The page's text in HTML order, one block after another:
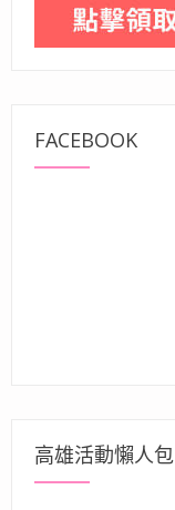
FACEBOOK
高雄活動懶人包